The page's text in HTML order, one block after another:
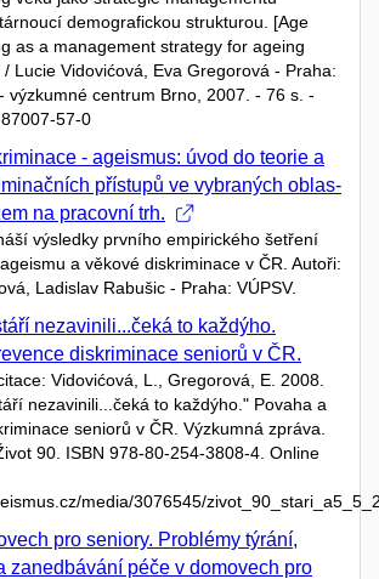
demografickou strukturou. [Age
as a management strategy for ageing
Lucie Vidovićová, Eva Gregorová - Praha:
výzkumné centrum Brno, 2007. - 76 s. -
57-0
- ageismus: úvod do teorie a
přístupů ve vybraných oblas-
na pracovní trh.
výsledky prvního empirického šetření
a věkové diskriminace v ČR. Autoři:
Ladislav Rabušic - Praha: VÚPSV.
nezavinili...čeká to každýho.
diskriminace seniorů v ČR.
Vidovićová, L., Gregorová, E. 2008.
nezavinili...čeká to každýho." Povaha a
seniorů v ČR. Výzkumná zpráva.
90. ISBN 978-80-254-3808-4. Online
media/3076545/
pro seniory. Problémy týrání,
zanedbávání péče v domovech pro